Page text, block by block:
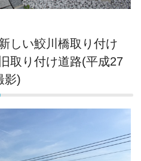
しい鮫川橋取り付け
取り付け道路(平成27
影)